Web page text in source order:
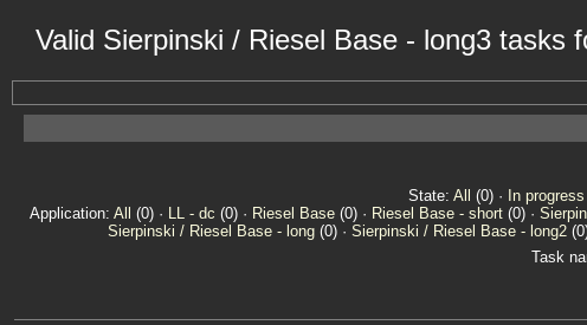
Valid Sierpinski / Riesel Base - long3 tasks
State: All (0) · In progress
Application: All (0) · LL - dc (0) · Riesel Base(0) · Riesel Base - short(0) ·
Sierpinski / Riesel Base - long(0) · Sierpinski / Riesel Base - long2
Task